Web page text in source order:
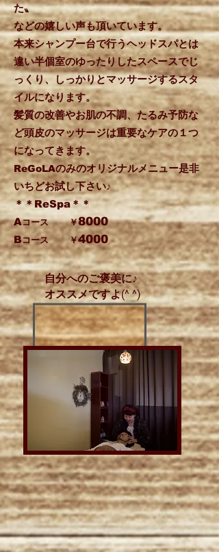
た〟
などの嬉しい声も頂いています。
​本来シャンプー台で行うヘッドスパとは
違い半個室のゆったりしたスペースでじ
っくり、しっかりとマッサージするスタ
イルになります。
髪質の改善やお肌の不調、たるみ予防な
ど頭皮のマッサージは重要なケアの１つ
になってきます。
ReGoLAのみのオリジナルメニュー是非
いちどお試し下さい♪
＊＊ReSpa＊＊
Aコース ￥8000
​Bコース ￥4000
自分へのご褒美に♪
オススメですよ(^ ^)